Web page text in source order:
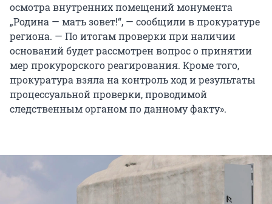
осмотра внутренних помещений монумента
„Родина — мать зовет!“, — сообщили в прокуратуре
региона. — По итогам проверки при наличии
оснований будет рассмотрен вопрос о принятии
мер прокурорского реагирования. Кроме того,
прокуратура взяла на контроль ход и результаты
процессуальной проверки, проводимой
следственным органом по данному факту».